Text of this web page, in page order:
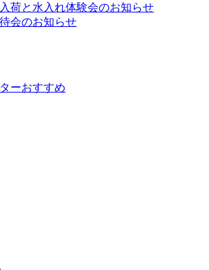
荷と水入れ体験会のお知らせ
会のお知らせ
ーおすすめ